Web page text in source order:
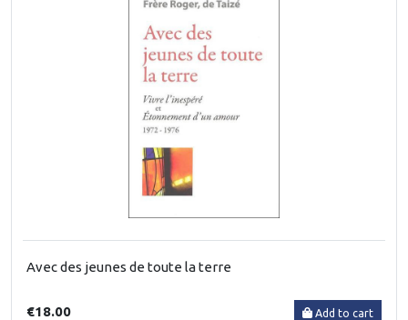
Avec des jeunes de toute la terre
€18.00 Add to cart